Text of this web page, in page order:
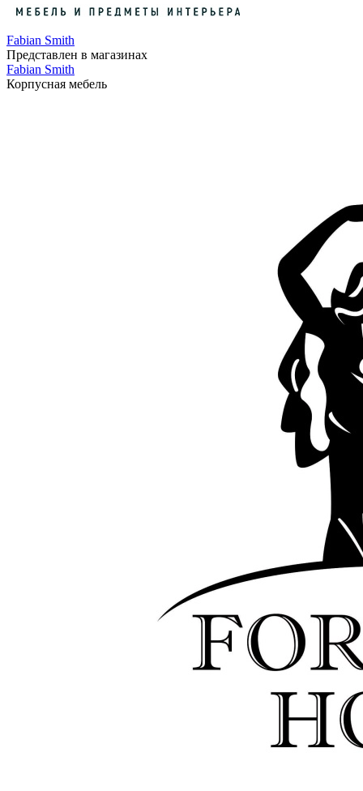
Fabian Smith
Представлен в магазинах
Fabian Smith
Корпусная мебель